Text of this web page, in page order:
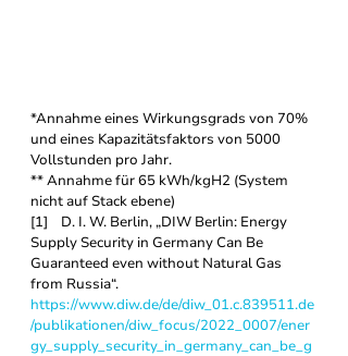
*Annahme eines Wirkungsgrads von 70%
und eines Kapazitätsfaktors von 5000
Vollstunden pro Jahr.
** Annahme für 65 kWh/kgH2 (System
nicht auf Stack ebene)
[1]    D. I. W. Berlin, „DIW Berlin: Energy
Supply Security in Germany Can Be
Guaranteed even without Natural Gas
from Russia“.
https://www.diw.de/de/diw_01.c.839511.de
/publikationen/diw_focus/2022_0007/ener
gy_supply_security_in_germany_can_be_g